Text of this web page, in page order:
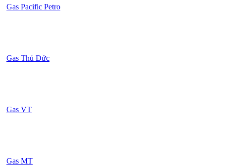
Gas Pacific Petro
Gas Thủ Đức
Gas VT
Gas MT